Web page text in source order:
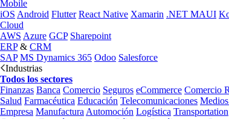
Mobile
iOS Android Flutter React Native Xamarin .NET MAUI
Cloud
AWS Azure GCP Sharepoint
ERP& CRM
SAP MS Dynamics 365 Odoo Salesforce
Industrias
Todos los sectores
Finanzas Banca Comercio Seguros eCommerce Comercio
Salud Farmacéutica Educación Telecomunicaciones
Empresa Manufactura Automoción Logística Transportation